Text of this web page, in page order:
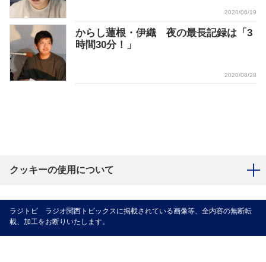
2020/06/19
からし蓮根・伊織 夜の最長記録は「3
時間30分！」
2020/08/28
クッキーの使用について
ラジトピ ラジオ関西トピックスに掲載されている画像等、全内容の無断転
載、加工をお断りいたします。